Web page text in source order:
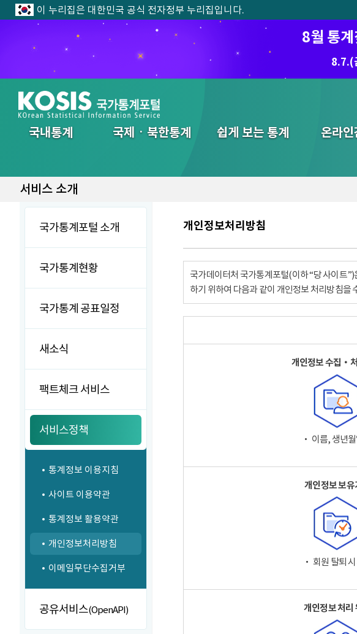
이 누리집은 대한민국 공식 전자정부 누리집입니다.
8월 통
8.7.(
국내통계 국제ㆍ북한통계 쉽게 보는 통계 온라
서비스 소개
국가통계포털 소개
국가통계현황
국가통계 공표일정
새소식
팩트체크 서비스
서비스정책
통계정보 이용지침
사이트 이용약관
통계정보 활용약관
개인정보처리방침
이메일무단수집거부
공유서비스(OpenAPI)
개인정보처리방침
국가데이터처 국가통계포털(이하 “당 사이트
하기 위하여 다음과 같이 개인정보 처리방침을
개인정보 수집‧
‧ 이름, 생년
개인정보 보유
‧ 회원 탈퇴
개인정보 처리